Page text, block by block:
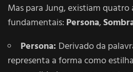
Mas para Jung, existiam
fundamentais: Persona,
Persona: Derivado da
representa a forma como